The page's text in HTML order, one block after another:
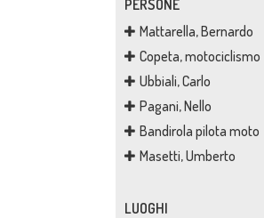
PERSONE
Mattarella, Bernardo
Copeta, motociclismo
Ubbiali, Carlo
Pagani, Nello
Bandirola pilota moto
Masetti, Umberto
LUOGHI